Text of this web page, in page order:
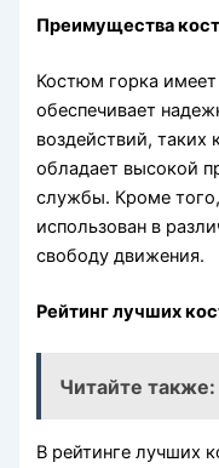
Преимущества
Костюм горка
обеспечивает
воздействий, таких
обладает высокой
службы. Кроме
использован в
свободу движения.
Рейтинг лучших
Читайте также:
В рейтинге лучших